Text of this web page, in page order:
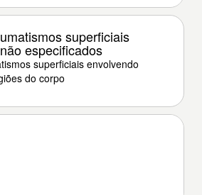
superficiais
especificados
superficiais envolvendo
do corpo